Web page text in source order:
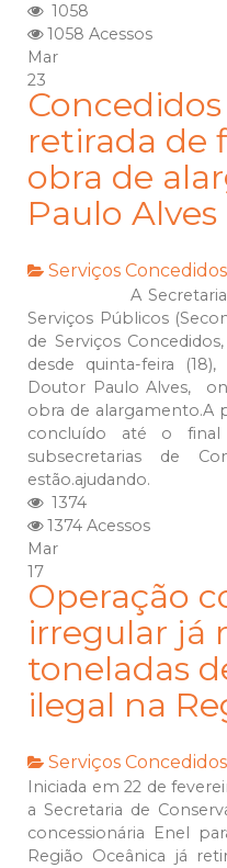
1058
1058 Acessos
Mar
23
retirada de
obra de
Paulo Alves
Serviços Concedidos
A Secretaria
Serviços Públicos
de Serviços
desde quinta-feira
Doutor Paulo Alves,
obra de alargamento.A
concluído até o final
subsecretarias de
estão.ajudando.
1374
1374 Acessos
Mar
17
Operação
irregular já
toneladas
ilegal na
Serviços Concedidos
Iniciada em 22 de
a Secretaria de
concessionária Enel
Região Oceânica já